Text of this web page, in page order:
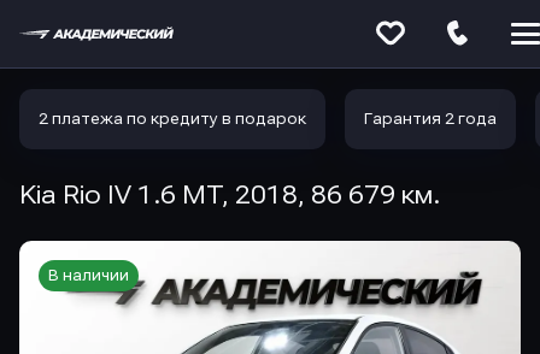
2 платежа по кредиту в подарок Гарантия 2 года
Kia Rio IV 1.6 MT, 2018, 86 679 км.
В наличии